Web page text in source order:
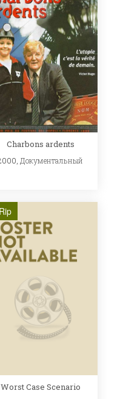
Charbons ardents
Документальный
Worst Case Scenario